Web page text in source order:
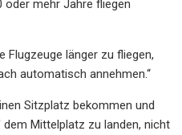
oder mehr Jahre fliegen
Flugzeuge länger zu fliegen,
automatisch annehmen.“
Sitzplatz bekommen und
Mittelplatz zu landen, nicht